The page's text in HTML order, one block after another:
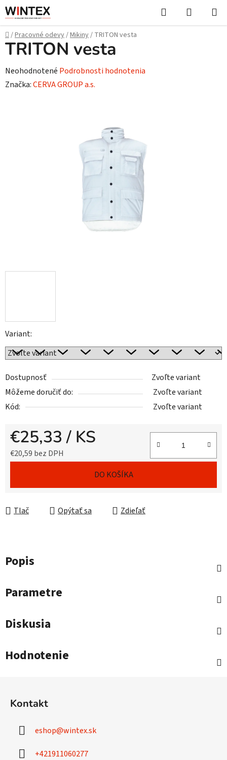
Prejsť
na
obsah
Hľadať
KOŠÍK
Domov
/Pracovné odevy/Mikiny/ TRITON vesta
Variant:
Dostupnosť
Zvoľte variant
Môžeme doručiť do:
Zvoľte variant
Kód:
Zvoľte variant
€25,33/ KS
€20,59 bez DPH
DO KOŠÍKA
Tlač Opýtať sa Zdieľať
TRITON vesta
Priemerné
hodnotenie
Neohodnotené Podrobnosti hodnotenia
Značka:CERVA GROUP a.s.
Popis
Parametre
Diskusia
Hodnotenie
Kontakt
eshop@wintex.sk
+421911060277